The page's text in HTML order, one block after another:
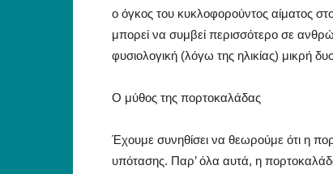
ο όγκος του κυκλοφορούντος αίματος
μπορεί να συμβεί περισσότερο σε
φυσιολογική (λόγω της ηλικίας) μικρή
O μύθος της πορτοκαλάδας
Έχουμε συνηθίσει να θεωρούμε ότι η
υπότασης. Παρ’ όλα αυτά, η